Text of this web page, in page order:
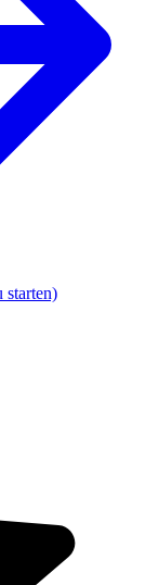
starten)